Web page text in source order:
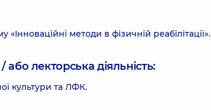
«Інноваційні методи в фізичній реабілітації».
або лекторська діяльність:
культури та ЛФК.